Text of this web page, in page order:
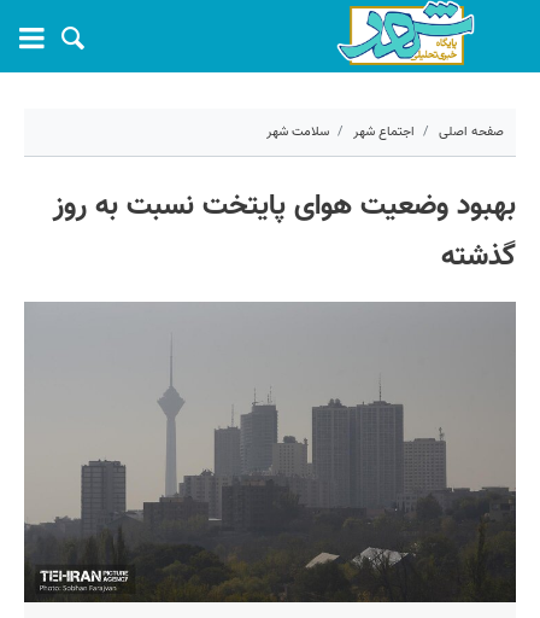
صفحه اصلی اجتماع شهر سلامت شهر
کد مطلب:
بهبود وضعیت هوای پایتخت نسبت به روز
گذشته